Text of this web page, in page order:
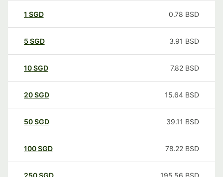
1 SGD 0.78 BSD
5 SGD 3.91 BSD
10SGD 7.82 BSD
20SGD 15.64 BSD
50SGD 39.11 BSD
100SGD 78.22 BSD